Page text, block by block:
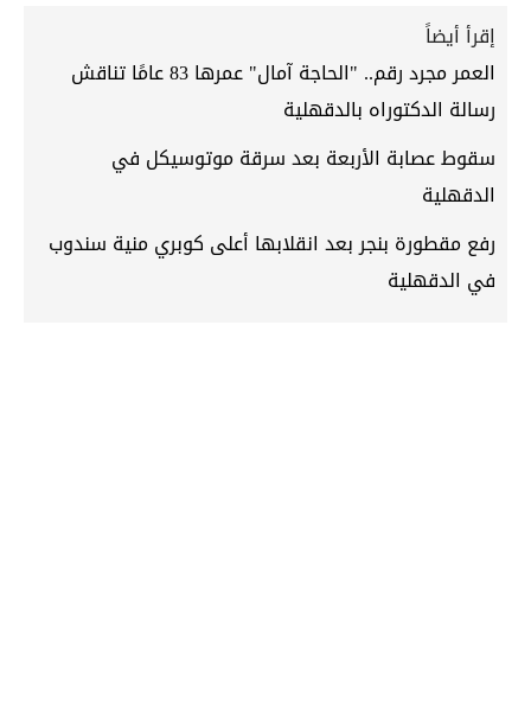
إقرأ أيضاً
العمر مجرد رقم.. "الحاجة آمال" عمرها 83 عامًا تناقش
رسالة الدكتوراه بالدقهلية
سقوط عصابة الأربعة بعد سرقة موتوسيكل في
الدقهلية
رفع مقطورة بنجر بعد انقلابها أعلى كوبري منية سندوب
في الدقهلية